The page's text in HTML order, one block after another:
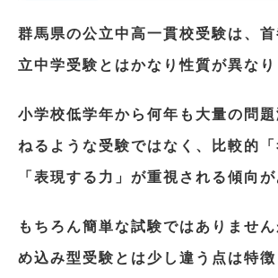
群馬県の公立中高一貫校受験は、
立中学受験とはかなり性質が異なり
小学校低学年から何年も大量の問
ねるような受験ではなく、比較的
「表現する力」が重視される傾向が
もちろん簡単な試験ではありませ
め込み型受験とは少し違う点は特